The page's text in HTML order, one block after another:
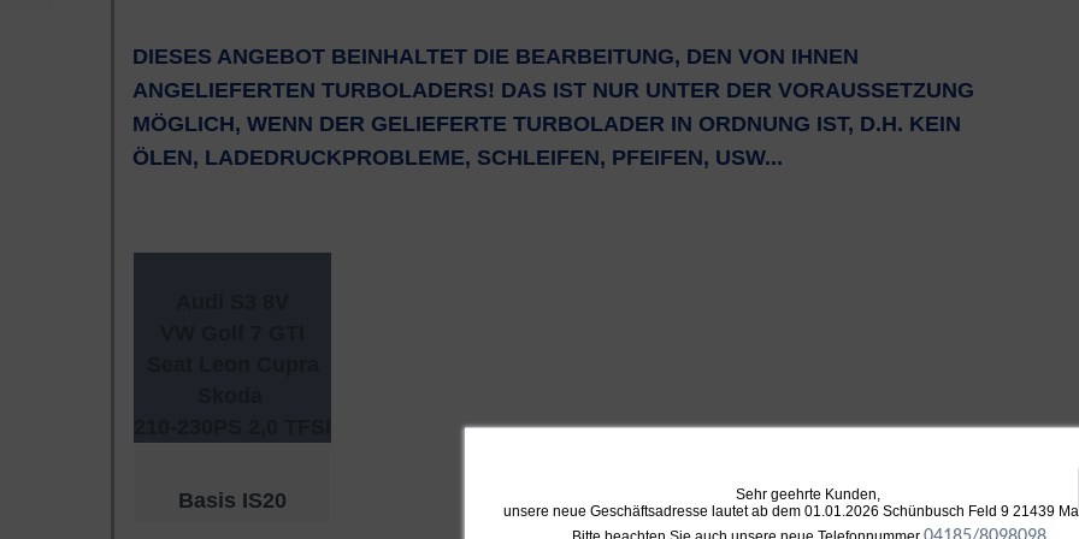
DIESES ANGEBOT BEINHALTET DIE BEARBEITUNG, DEN VON IHNEN
ANGELIEFERTEN TURBOLADERS! DAS IST NUR UNTER DER VORAUSSETZUNG
MÖGLICH, WENN DER GELIEFERTE TURBOLADER IN ORDNUNG IST, D.H. KEIN
ÖLEN, LADEDRUCKPROBLEME, SCHLEIFEN, PFEIFEN, USW...
Basis IS20
Sehr geehrte Kunden,
unsere neue Geschäftsadresse lautet ab dem 01.01.2026 Schünbusch Feld 9 21439